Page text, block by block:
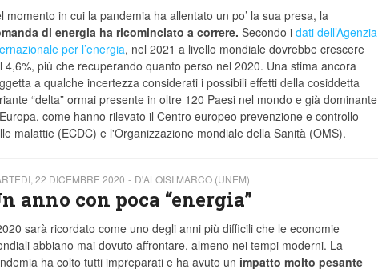
momento in cui la pandemia ha allentato un po’ la sua presa, la
di energia ha ricominciato a correre. Secondo i dati dell’Agenzia
per l’energia, nel 2021 a livello mondiale dovrebbe crescere
4,6%, più che recuperando quanto perso nel 2020. Una stima ancora
a qualche incertezza considerati i possibili effetti della cosiddetta
“delta” ormai presente in oltre 120 Paesi nel mondo e già dominante
come hanno rilevato il Centro europeo prevenzione e controllo
malattie (ECDC) e l'Organizzazione mondiale della Sanità (OMS).
22 DICEMBRE 2020 D'ALOISI MARCO (UNEM)
anno con poca “energia”
sarà ricordato come uno degli anni più difficili che le economie
abbiano mai dovuto affrontare, almeno nei tempi moderni. La
ha colto tutti impreparati e ha avuto un impatto molto pesante